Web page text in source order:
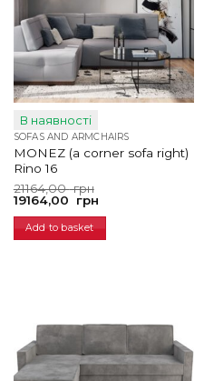
В наявності
SOFAS AND ARMCHAIRS
MONEZ (a corner sofa right)
Rino 16
21164,00грн
Original
price
21164,00
грн.
19164,00 грн
Current
price
19164,00
грн.
Add to basket